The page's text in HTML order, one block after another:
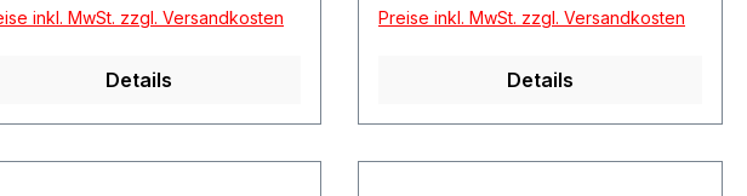
inkl. MwSt. zzgl. Versandkosten
Details
Preise inkl. MwSt. zzgl. Versandkosten
Details